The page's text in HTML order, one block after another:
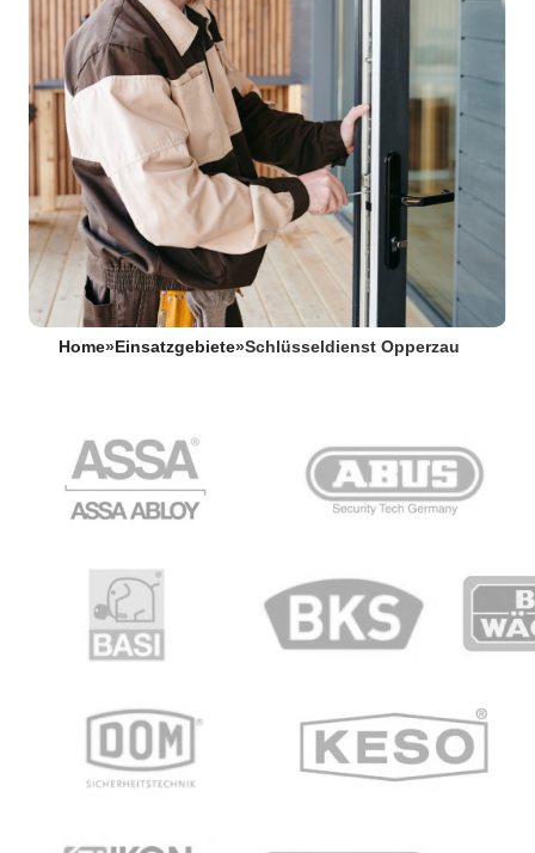
Home» Einsatzgebiete»Schlüsseldienst Opperzau